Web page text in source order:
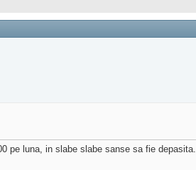
pe luna, in slabe slabe sanse sa fie depasita.